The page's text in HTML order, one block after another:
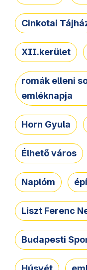
Cinkotai
XII.kerület
romák elleni
emléknapja
Horn Gyula
Élhető város
Naplóm
Liszt Ferenc
Budapesti